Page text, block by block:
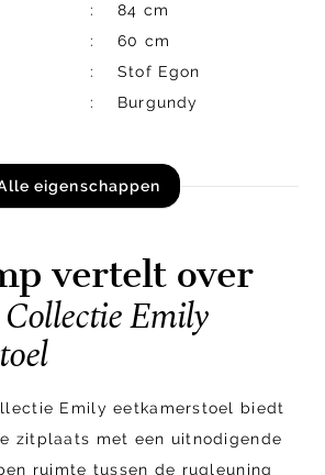
84 cm
60 cm
Stof Egon
Burgundy
eigenschappen
vertelt over
Emily
Emily eetkamerstoel biedt
zitplaats met een uitnodigende
ruimte tussen de rugleuning